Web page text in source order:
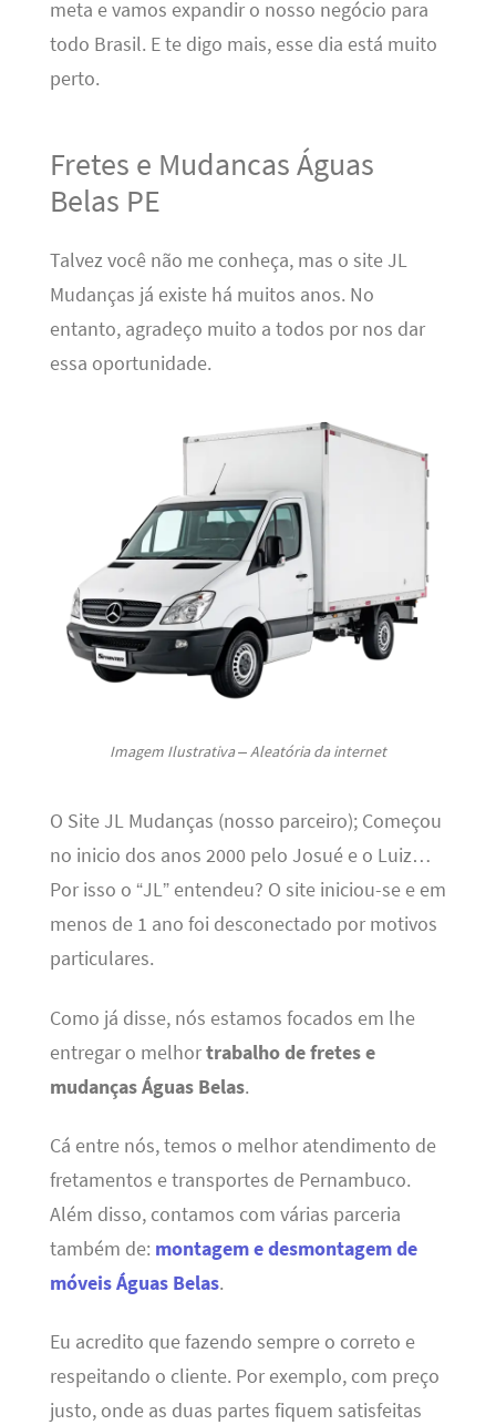
meta e vamos expandir o nosso negócio para
todo Brasil. E te digo mais, esse dia está muito
perto.
Fretes e Mudancas Águas
Belas PE
Talvez você não me conheça, mas o site JL
Mudanças já existe há muitos anos. No
entanto, agradeço muito a todos por nos dar
essa oportunidade.
Imagem Ilustrativa – Aleatória da internet
O Site JL Mudanças (nosso parceiro); Começou
no inicio dos anos 2000 pelo Josué e o Luiz…
Por isso o “JL” entendeu? O site iniciou-se e em
menos de 1 ano foi desconectado por motivos
particulares.
Como já disse, nós estamos focados em lhe
entregar o melhortrabalho de fretes e
mudanças Águas Belas.
Cá entre nós, temos o melhor atendimento de
fretamentos e transportes de Pernambuco.
Além disso, contamos com várias parceria
também de: montagem e desmontagem de
móveis Águas Belas.
Eu acredito que fazendo sempre o correto e
respeitando o cliente. Por exemplo, com preço
justo, onde as duas partes fiquem satisfeitas